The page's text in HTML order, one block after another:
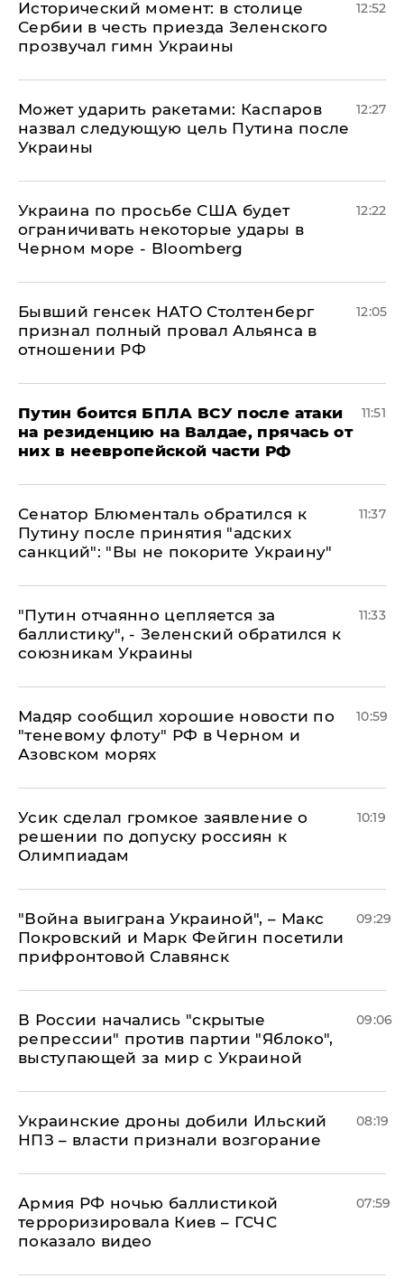
Исторический момент: в столице
Сербии в честь приезда Зеленского
прозвучал гимн Украины
12:52
Может ударить ракетами: Каспаров
назвал следующую цель Путина после
Украины
12:27
Украина по просьбе США будет
ограничивать некоторые удары в
Черном море - Bloomberg
12:22
Бывший генсек НАТО Столтенберг
признал полный провал Альянса в
отношении РФ
12:05
Путин боится БПЛА ВСУ после атаки
на резиденцию на Валдае, прячась от
них в неевропейской части РФ
11:51
Сенатор Блюменталь обратился к
Путину после принятия "адских
санкций": "Вы не покорите Украину"
11:37
"Путин отчаянно цепляется за
баллистику", - Зеленский обратился к
союзникам Украины
11:33
Мадяр сообщил хорошие новости по
"теневому флоту" РФ в Черном и
Азовском морях
10:59
Усик сделал громкое заявление о
решении по допуску россиян к
Олимпиадам
10:19
"Война выиграна Украиной", – Макс
Покровский и Марк Фейгин посетили
прифронтовой Славянск
09:29
В России начались "скрытые
репрессии" против партии "Яблоко",
выступающей за мир с Украиной
09:06
Украинские дроны добили Ильский
НПЗ – власти признали возгорание
08:19
Армия РФ ночью баллистикой
терроризировала Киев – ГСЧС
показало видео
07:59